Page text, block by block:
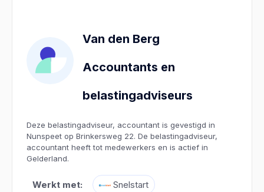
Van den Berg
Accountants en
belastingadviseurs
Deze belastingadviseur, accountant is gevestigd in
Nunspeet op Brinkersweg 22. De belastingadviseur,
accountant heeft tot medewerkers en is actief in
Gelderland.
Werkt met: Snelstart